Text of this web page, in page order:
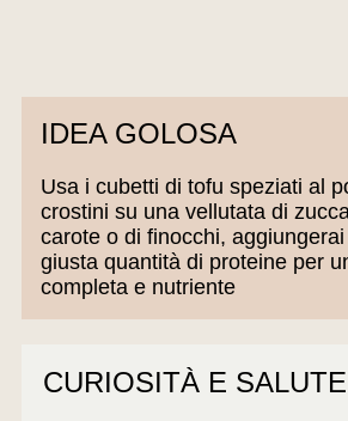
IDEA GOLOSA
Usa i cubetti di tofu speziati al
crostini su una vellutata di
carote o di finocchi,
giusta quantità di proteine per
completa e nutriente
CURIOSITÀ E SALUTE